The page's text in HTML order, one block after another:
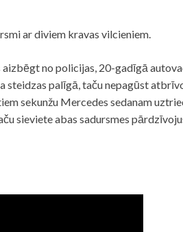
ar diviem kravas vilcieniem.
no policijas, 20-gadīgā
palīgā, taču nepagūst
sekunžu Mercedes sedanam
sieviete abas sadursmes